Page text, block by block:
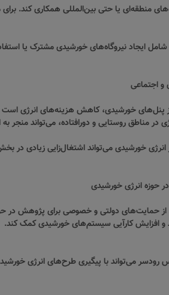
منطقه‌ای یا حتی بین‌المللی همکاری کند.
شامل ایجاد نیروگاه‌های خورشیدی مشترک یا
از پنل‌های خورشیدی، کاهش هزینه‌های انرژی
در مناطق روستایی و دورافتاده، می‌تواند منجر
انرژی خورشیدی می‌تواند اشتغال‌زایی زیادی
حمایت‌های دولتی و خصوصی برای پژوهش در
افزایش کارآیی سیستم‌های خورشیدی کمک کند.
رودسر می‌تواند با پیگیری طرح‌های انرژی